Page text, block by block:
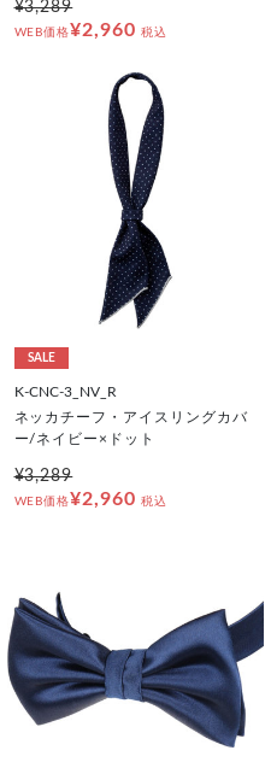
¥3,289
WEB価格¥2,960 税込
SALE
K-CNC-3_NV_R
ネッカチーフ・アイスリングカバ
ー/ネイビー×ドット
¥3,289
WEB価格¥2,960 税込